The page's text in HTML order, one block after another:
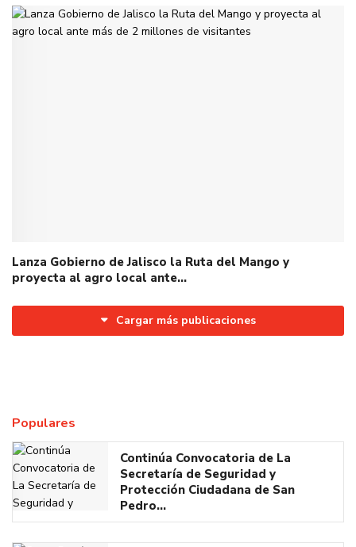
Lanza Gobierno de Jalisco la Ruta del Mango y
proyecta al agro local ante…
Cargar más publicaciones
Populares
Continúa Convocatoria de La
Secretaría de Seguridad y
Protección Ciudadana de San
Pedro…